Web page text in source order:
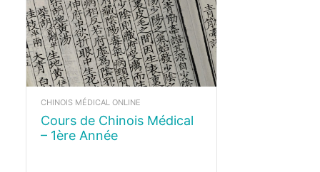
CHINOIS MÉDICAL ONLINE
Cours de Chinois Médical
– 1ère Année